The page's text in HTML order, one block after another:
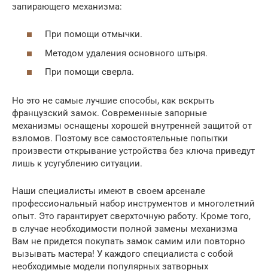
запирающего механизма:
При помощи отмычки.
Методом удаления основного штыря.
При помощи сверла.
Но это не самые лучшие способы, как вскрыть
французский замок. Современные запорные
механизмы оснащены хорошей внутренней защитой от
взломов. Поэтому все самостоятельные попытки
произвести открывание устройства без ключа приведут
лишь к усугублению ситуации.
Наши специалисты имеют в своем арсенале
профессиональный набор инструментов и многолетний
опыт. Это гарантирует сверхточную работу. Кроме того,
в случае необходимости полной замены механизма
Вам не придется покупать замок самим или повторно
вызывать мастера! У каждого специалиста с собой
необходимые модели популярных затворных